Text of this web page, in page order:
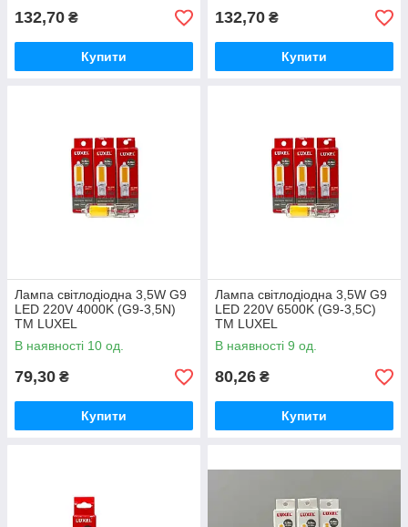
132,70 ₴
Купити
132,70 ₴
Купити
Лампа світлодіодна 3,5W G9
LED 220V 4000K (G9-3,5N)
ТМ LUXEL
В наявності 10 од.
79,30 ₴
Купити
Лампа світлодіодна 3,5W G9
LED 220V 6500K (G9-3,5C)
ТМ LUXEL
В наявності 9 од.
80,26 ₴
Купити